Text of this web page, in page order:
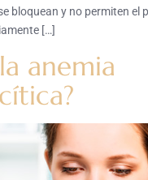
bloquean y no permiten el
[…]
anemia